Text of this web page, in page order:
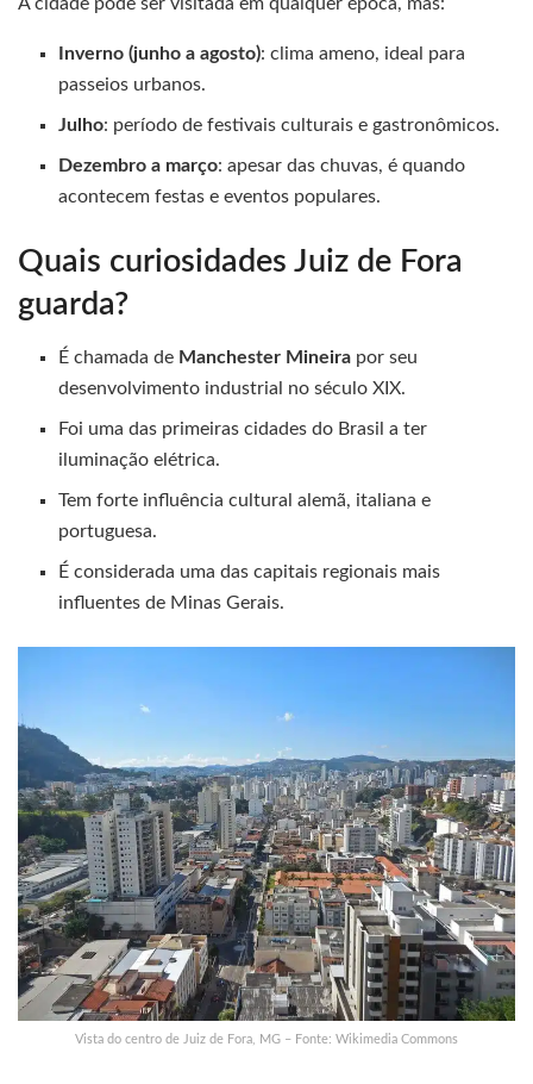
Inverno (junho a agosto): clima ameno, ideal para
passeios urbanos.
Julho: período de festivais culturais e gastronômicos.
Dezembro a março: apesar das chuvas, é quando
acontecem festas e eventos populares.
Quais curiosidades Juiz de Fora
guarda?
É chamada de Manchester Mineira por seu
desenvolvimento industrial no século XIX.
Foi uma das primeiras cidades do Brasil a ter
iluminação elétrica.
Tem forte influência cultural alemã, italiana e
portuguesa.
É considerada uma das capitais regionais mais
influentes de Minas Gerais.
Vista do centro de Juiz de Fora, MG – Fonte: Wikimedia Commons